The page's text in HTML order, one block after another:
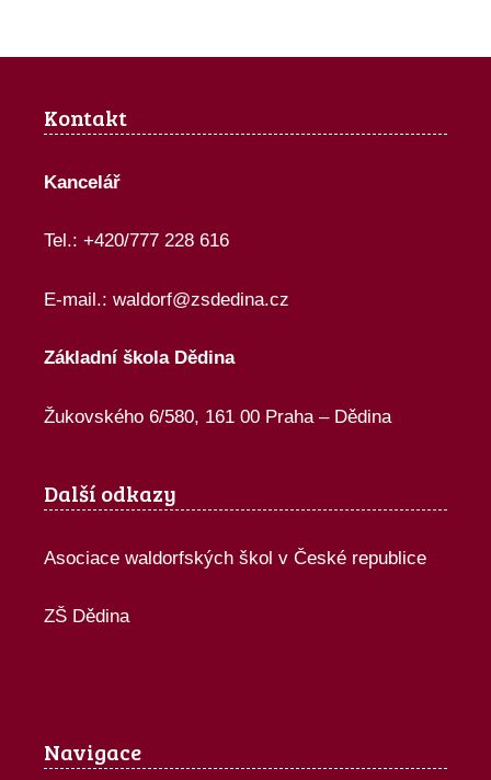
Kontakt
Kancelář
Tel.: +420/777 228 616
E-mail.: waldorf@zsdedina.cz
Základní škola Dědina
Žukovského 6/580, 161 00 Praha – Dědina
Další odkazy
Asociace waldorfských škol v České republice
ZŠ Dědina
Navigace